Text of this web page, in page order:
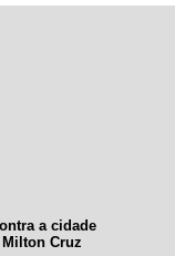
a cidade
Cruz